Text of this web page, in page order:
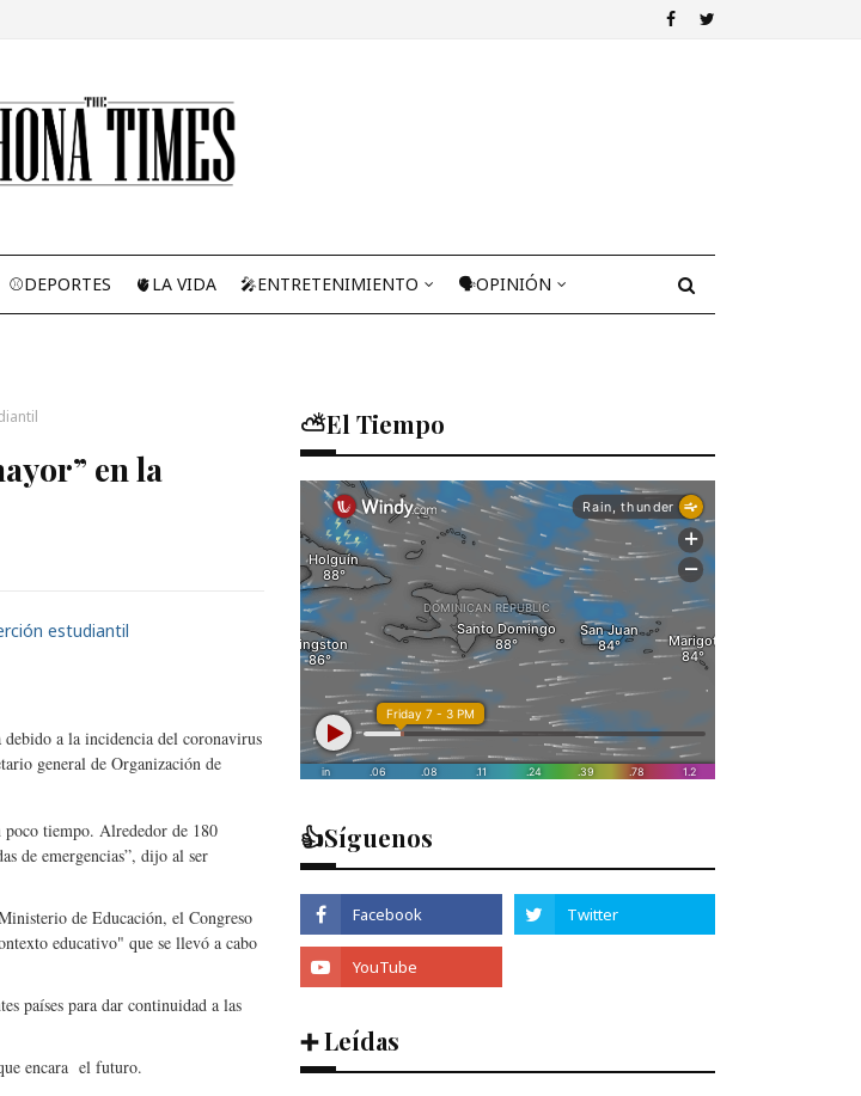
⚾DEPORTES 🫀LA VIDA 🎤ENTRETENIMIENTO 🗣OPINIÓN
en la
debido a la incidencia del coronavirus
general de Organización de
poco tiempo. Alrededor de 180
de emergencias”, dijo al ser
de Educación, el Congreso
educativo" que se llevó a cabo
países para dar continuidad a las
encara el futuro.
⛅El Tiempo
👍Síguenos
➕ Leídas